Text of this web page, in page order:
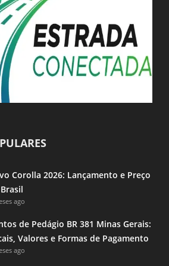
Corolla 2026: Lançamento e Preço
ago
de Pedágio BR 381 Minas Gerais:
Valores e Formas de Pagamento
ago